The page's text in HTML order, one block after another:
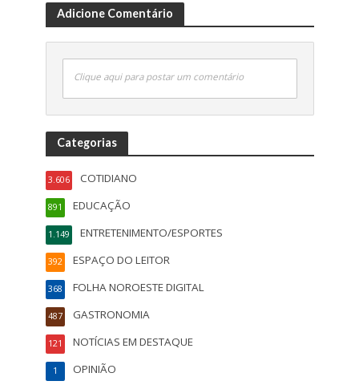
Adicione Comentário
Clique aqui para postar um comentário
Categorias
COTIDIANO
3.606
EDUCAÇÃO
891
ENTRETENIMENTO/ESPORTES
1.149
ESPAÇO DO LEITOR
392
FOLHA NOROESTE DIGITAL
368
GASTRONOMIA
487
NOTÍCIAS EM DESTAQUE
121
OPINIÃO
1